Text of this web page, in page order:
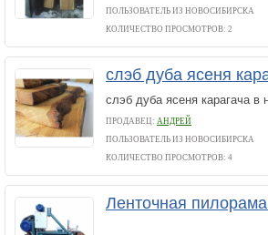
ПОЛЬЗОВАТЕЛЬ ИЗ НОВОСИБИРСКА
КОЛИЧЕСТВО ПРОСМОТРОВ: 2
слэб дуба ясеня
слэб дуба ясеня карагача
ПРОДАВЕЦ: АНДРЕЙ
ПОЛЬЗОВАТЕЛЬ ИЗ НОВОСИБИРСКА
КОЛИЧЕСТВО ПРОСМОТРОВ: 4
Ленточная